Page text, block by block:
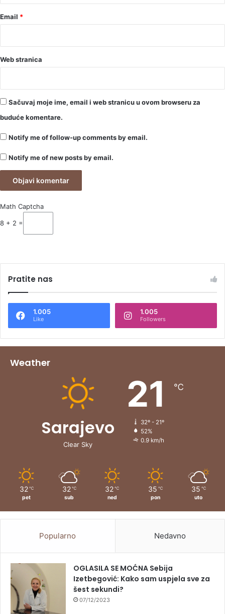
Email *
Web stranica
Sačuvaj moje ime, email i web stranicu u ovom browseru za
buduće komentare.
Notify me of follow-up comments by email.
Notify me of new posts by email.
Math Captcha
8 + 2 =
Pratite nas
1.005
Like
1.005
Followers
Weather
Sarajevo
Clear Sky
21 ℃
32º - 21º
52%
0.9 km/h
32 ℃
pet
32 ℃
sub
32 ℃
ned
35 ℃
pon
35 ℃
uto
Popularno Nedavno
OGLASILA SE MOĆNA Sebija
Izetbegović: Kako sam uspjela sve za
šest sekundi?
07/12/2023